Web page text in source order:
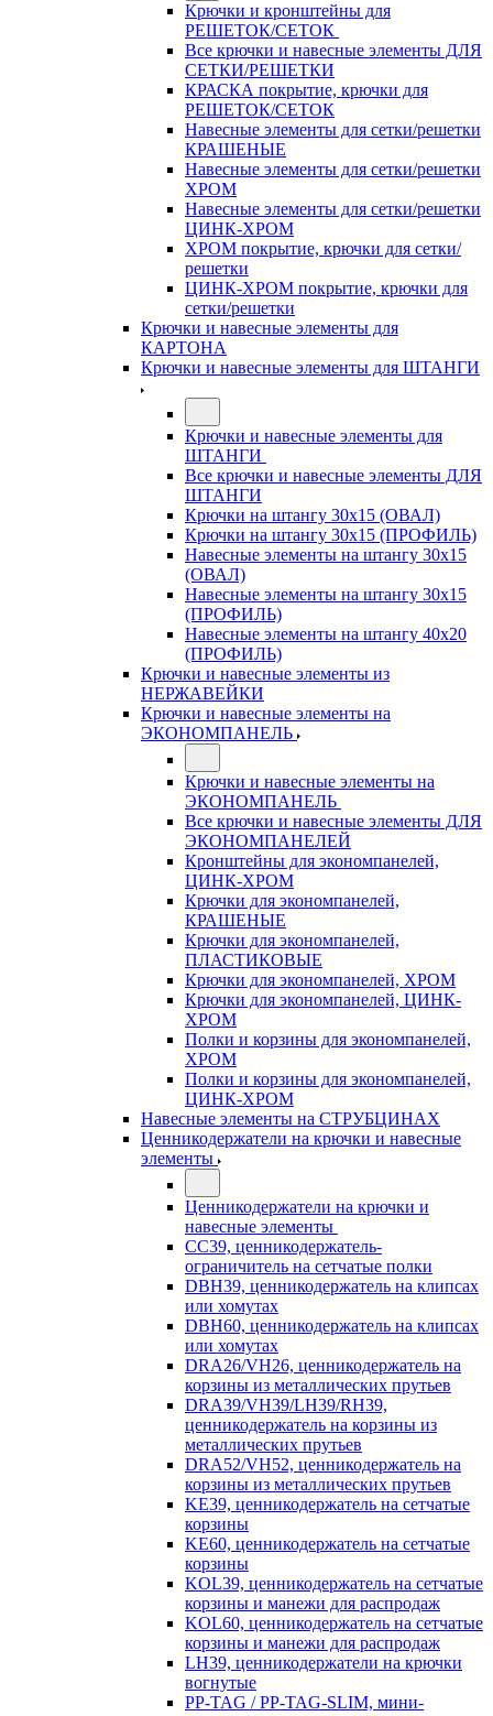
Крючки и кронштейны для
РЕШЕТОК/СЕТОК
Все крючки и навесные элементы ДЛЯ
СЕТКИ/РЕШЕТКИ
КРАСКА покрытие, крючки для
РЕШЕТОК/СЕТОК
Навесные элементы для сетки/решетки
КРАШЕНЫЕ
Навесные элементы для сетки/решетки
ХРОМ
Навесные элементы для сетки/решетки
ЦИНК-ХРОМ
ХРОМ покрытие, крючки для сетки/
решетки
ЦИНК-ХРОМ покрытие, крючки для
сетки/решетки
Крючки и навесные элементы для
КАРТОНА
Крючки и навесные элементы для ШТАНГИ
Крючки и навесные элементы для
ШТАНГИ
Все крючки и навесные элементы ДЛЯ
ШТАНГИ
Крючки на штангу 30х15 (ОВАЛ)
Крючки на штангу 30х15 (ПРОФИЛЬ)
Навесные элементы на штангу 30х15
(ОВАЛ)
Навесные элементы на штангу 30х15
(ПРОФИЛЬ)
Навесные элементы на штангу 40х20
(ПРОФИЛЬ)
Крючки и навесные элементы из
НЕРЖАВЕЙКИ
Крючки и навесные элементы на
ЭКОНОМПАНЕЛЬ
Крючки и навесные элементы на
ЭКОНОМПАНЕЛЬ
Все крючки и навесные элементы ДЛЯ
ЭКОНОМПАНЕЛЕЙ
Кронштейны для экономпанелей,
ЦИНК-ХРОМ
Крючки для экономпанелей,
КРАШЕНЫЕ
Крючки для экономпанелей,
ПЛАСТИКОВЫЕ
Крючки для экономпанелей, ХРОМ
Крючки для экономпанелей, ЦИНК-
ХРОМ
Полки и корзины для экономпанелей,
ХРОМ
Полки и корзины для экономпанелей,
ЦИНК-ХРОМ
Навесные элементы на СТРУБЦИНАХ
Ценникодержатели на крючки и навесные
элементы
Ценникодержатели на крючки и
навесные элементы
CC39, ценникодержатель-
ограничитель на сетчатые полки
DBH39, ценникодержатель на клипсах
или хомутах
DBH60, ценникодержатель на клипсах
или хомутах
DRA26/VH26, ценникодержатель на
корзины из металлических прутьев
DRA39/VH39/LH39/RH39,
ценникодержатель на корзины из
металлических прутьев
DRA52/VH52, ценникодержатель на
корзины из металлических прутьев
KE39, ценникодержатель на сетчатые
корзины
KE60, ценникодержатель на сетчатые
корзины
KOL39, ценникодержатель на сетчатые
корзины и манежи для распродаж
KOL60, ценникодержатель на сетчатые
корзины и манежи для распродаж
LH39, ценникодержатели на крючки
вогнутые
PP-TAG / PP-TAG-SLIM, мини-